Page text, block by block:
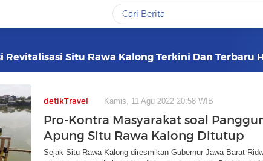
Revitalisasi Situ Rawa Kalong Terkini Dan Terbaru
detikTravel Kamis, 11 Agu 2022 20:58 WIB
Pro-Kontra Masyarakat soal
Apung Situ Rawa Kalong Ditutup
Sejak Situ Rawa Kalong diresmikan Gubernur Jawa Barat